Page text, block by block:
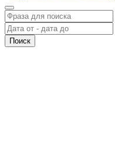
Поиск